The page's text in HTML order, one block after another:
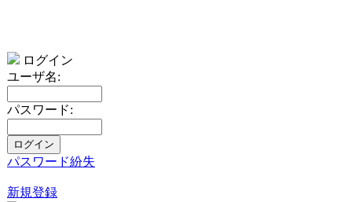
ログイン
ユーザ名:
パスワード:
パスワード紛失
新規登録